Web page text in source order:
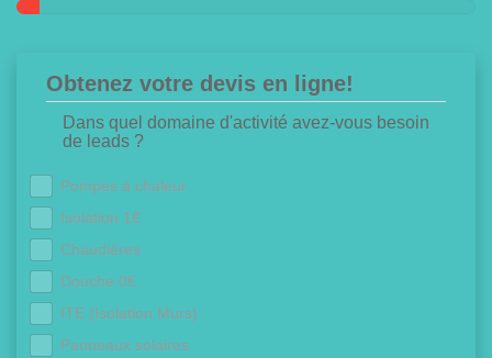
Obtenez votre devis en ligne!
Dans quel domaine d'activité avez-vous besoin
de leads ?
Pompes à chaleur
Isolation 1€
Chaudières
Douche 0€
ITE (Isolation Murs)
Panneaux solaires